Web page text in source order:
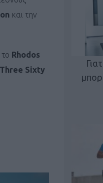
και την
Rhodos
Three Sixty
καφεΐνη